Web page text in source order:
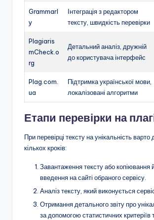
Grammarl
y
Інтеграція з редактором
тексту, швидкість перевірки
Plagiaris
mCheck.o
rg
Детальний аналіз, дружній
до користувача інтерфейс
Plag.com.
ua
Підтримка української мови,
локалізовані алгоритми
Етапи перевірки на
При перевірці тексту на унікальність
кількох кроків:
Завантаження тексту або копіювання
введення на сайті обраного сервісу.
Аналіз тексту, який виконується
Отримання детального звіту про
за допомогою статистичних критеріїв